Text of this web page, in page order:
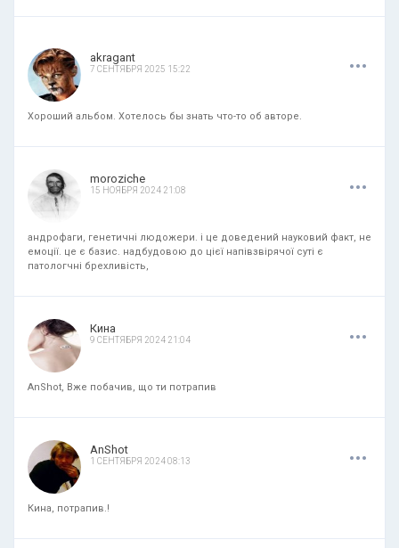
akragant
7 СЕНТЯБРЯ 2025 15:22 ...
Хороший альбом. Хотелось бы знать что-то об авторе.
moroziche
15 НОЯБРЯ 2024 21:08 ...
андрофаги, генетичні людожери. і це доведений науковий факт, не
емоції. це є базис. надбудовою до цієї напівзвірячої суті є
патологчні брехливість,
Кина
9 СЕНТЯБРЯ 2024 21:04 ...
AnShot, Вже побачив, що ти потрапив
AnShot
1 СЕНТЯБРЯ 2024 08:13 ...
Кина, потрапив.!